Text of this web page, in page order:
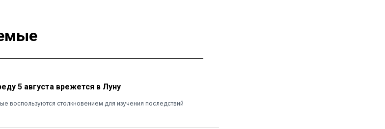
5 августа врежется в Луну
воспользуются столкновением для изучения последствий